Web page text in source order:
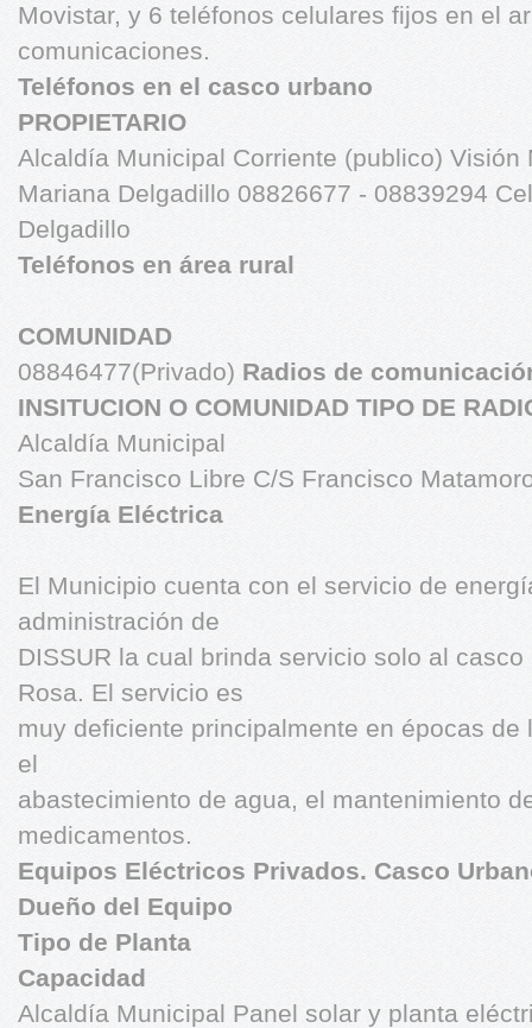
Movistar, y 6 teléfonos celulares fijos en el
comunicaciones.
Teléfonos en el casco urbano
PROPIETARIO
Alcaldía Municipal Corriente (publico) Visión
Mariana Delgadillo 08826677 - 08839294
Delgadillo
Teléfonos en área rural
COMUNIDAD
08846477(Privado) Radios de
INSITUCION O COMUNIDAD TIPO DE
Alcaldía Municipal
San Francisco Libre C/S Francisco
Energía Eléctrica
El Municipio cuenta con el servicio de
administración de
DISSUR la cual brinda servicio solo al
Rosa. El servicio es
muy deficiente principalmente en épocas
el
abastecimiento de agua, el mantenimiento
medicamentos.
Equipos Eléctricos Privados. Casco
Dueño del Equipo
Tipo de Planta
Capacidad
Alcaldía Municipal Panel solar y planta